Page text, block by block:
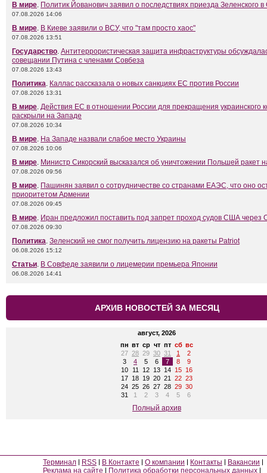
В мире. Политик Йованович заявил о последствиях приезда Зеленского
07.08.2026 14:06
В мире. В Киеве заявили о ВСУ, что "там просто хаос"
07.08.2026 13:51
Государство. Антитеррористическая защита инфраструктуры
совещании Путина с членами Совбеза
07.08.2026 13:43
Политика. Каллас рассказала о новых санкциях ЕС против России
07.08.2026 13:31
В мире. Действия ЕС в отношении России для прекращения украинского
раскрыли на Западе
07.08.2026 10:34
В мире. На Западе назвали слабое место Украины
07.08.2026 10:06
В мире. Министр Сикорский высказался об уничтожении Польшей ракет
07.08.2026 09:56
В мире. Пашинян заявил о сотрудничестве со странами ЕАЭС, что оно
приоритетом Армении
07.08.2026 09:45
В мире. Иран предложил поставить под запрет проход судов США через
07.08.2026 09:30
Политика. Зеленский не смог получить лицензию на ракеты Patriot
06.08.2026 15:12
Статьи. В Совфеде заявили о лицемерии премьера Японии
06.08.2026 14:41
АРХИВ НОВОСТЕЙ ЗА МЕСЯЦ
август, 2026
пн вт ср чт пт сб вс
27 28 29 30 31 1
2
3
4 5 6 7 8
9
10
11 12 13 14 15 16
17 18 19 20 21 22 23
24 25 26 27 28 29 30
31
1 2 3 4 5 6
Полный архив
Терминал RSS В Контакте О компании Контакты
Вакансии
Реклама на сайте
Политика обработки персональных данных